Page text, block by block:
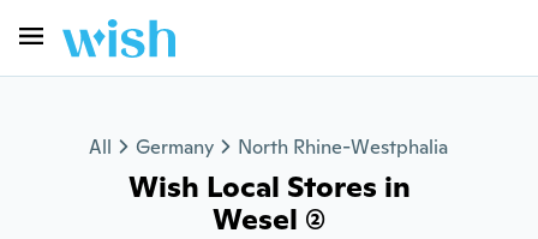
All Germany North Rhine-Westphalia
Wish Local Stores in
Wesel (2)